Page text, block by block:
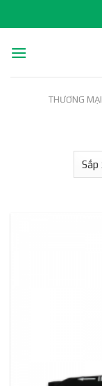
to
THƯƠNG MẠI